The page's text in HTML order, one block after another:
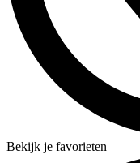
Bekijk je favorieten